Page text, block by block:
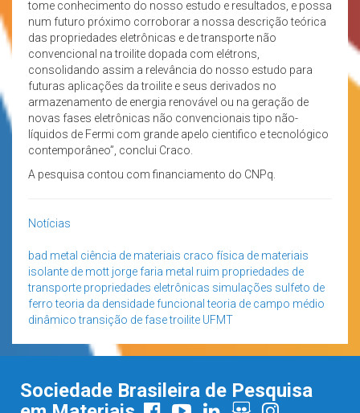
tome conhecimento do nosso estudo e resultados, e possa
num futuro próximo corroborar a nossa descrição teórica
das propriedades eletrônicas e de transporte não
convencional na troilite dopada com elétrons,
consolidando assim a relevância do nosso estudo para
futuras aplicações da troilite e seus derivados no
armazenamento de energia renovável ou na geração de
novas fases eletrônicas não convencionais tipo não-
líquidos de Fermi com grande apelo cientifico e tecnológico
contemporâneo”, conclui Craco.
A pesquisa contou com financiamento do CNPq.
Notícias
bad metal ciência de materiais craco física de materiais
isolante de mott jorge faria metal ruim propriedades de
transporte propriedades eletrônicas simulações sulfeto de
ferro teoria da densidade funcional teoria de campo médio
dinâmico transição de fasetroilite UFMT
Sociedade Brasileira de Pesquisa